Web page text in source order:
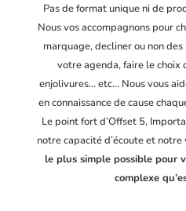
Pas de format unique ni de
Nous vos accompagnons pour
marquage, decliner ou non
votre agenda, faire le choix
enjolivures… etc… Nous vous
en connaissance de cause
Le point fort d’Offset 5,
notre capacité d’écoute et
le plus simple possible pour
complexe